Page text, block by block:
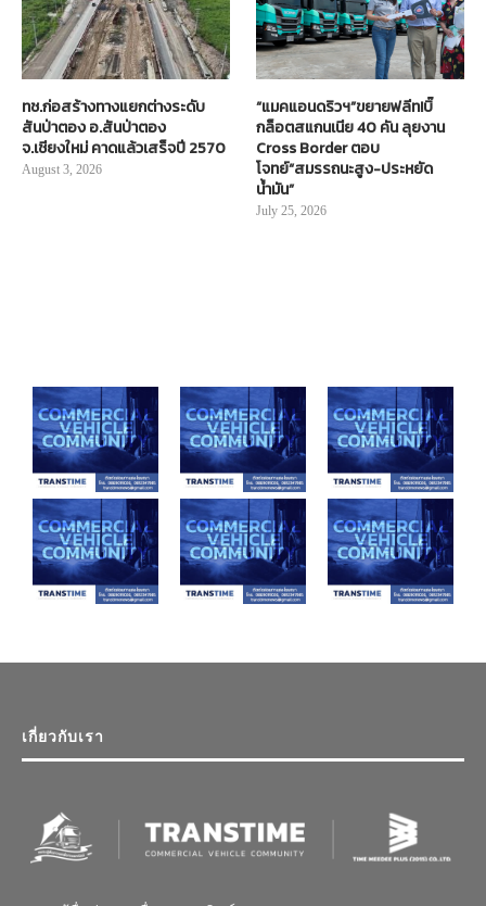
ทช.ก่อสร้างทางแยกต่างระดับ
สันป่าตอง อ.สันป่าตอง
จ.เชียงใหม่ คาดแล้วเสร็จปี 2570
August 3, 2026
“แมคแอนดริวฯ”ขยายฟลีท!บิ๊
กล็อตสแกนเนีย 40 คัน ลุยงาน
Cross Border ตอบ
โจทย์“สมรรถนะสูง-ประหยัด
น้ำมัน”
July 25, 2026
เกี่ยวกับเรา